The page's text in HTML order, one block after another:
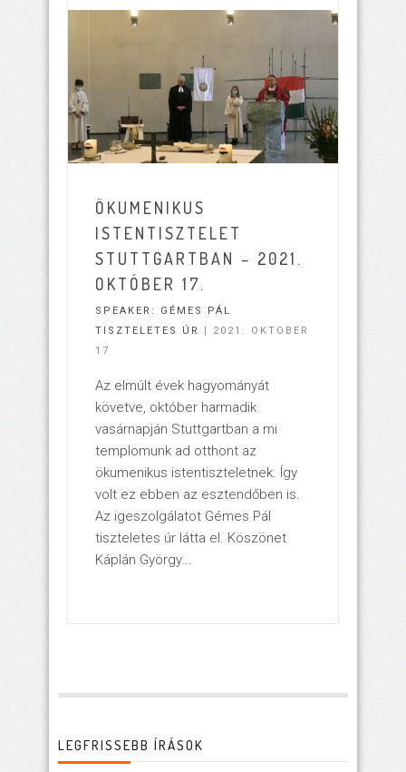
ÖKUMENIKUS
ISTENTISZTELET
STUTTGARTBAN – 2021.
OKTÓBER 17.
SPEAKER: GÉMES PÁL
TISZTELETES ÚR
| 2021. OKTOBER
17
Az elmúlt évek hagyományát
követve, október harmadik
vasárnapján Stuttgartban a mi
templomunk ad otthont az
ökumenikus istentiszteletnek. Így
volt ez ebben az esztendőben is.
Az igeszolgálatot Gémes Pál
tiszteletes úr látta el. Köszönet
Káplán György...
LEGFRISSEBB ÍRÁSOK